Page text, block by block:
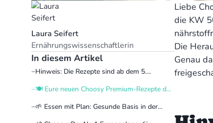
Laura Seifert
Ernährungswissenschaftlerin
In diesem Artikel
‍Hinweis: Die Rezepte sind ab dem 5.
🍽️ Eure neuen Choosy Premium-Rezepte der
🌱 Essen mit Plan: Gesunde Basis in der
Liebe
die KW
Die
Genau